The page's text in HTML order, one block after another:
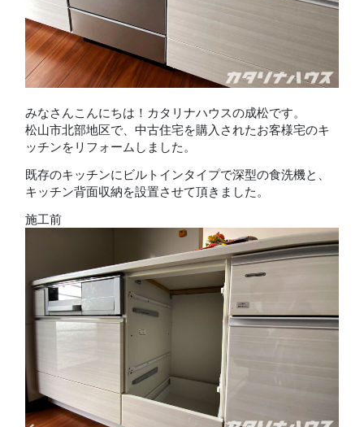
みなさんこんにちは！カタリナハウスの成松です。
松山市北部地区で、中古住宅を購入されたお客様宅のキ
ッチンをリフォームしました。
既存のキッチンにビルトインタイプで深型の食洗機と、
キッチン背面収納を設置させて頂きました。
施工前